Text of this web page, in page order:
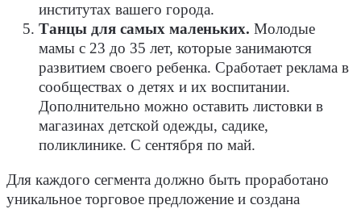
институтах вашего города.
Танцы для самых маленьких. Молодые
мамы с 23 до 35 лет, которые занимаются
развитием своего ребенка. Сработает реклама в
сообществах о детях и их воспитании.
Дополнительно можно оставить листовки в
магазинах детской одежды, садике,
поликлинике. С сентября по май.
Для каждого сегмента должно быть проработано
уникальное торговое предложение и создана